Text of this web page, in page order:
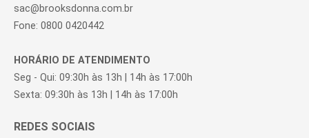
sac@brooksdonna.com.br
Fone: 0800 0420442
HORÁRIO DE ATENDIMENTO
Seg - Qui: 09:30h às 13h | 14h às 17:00h
Sexta: 09:30h às 13h | 14h às 17:00h